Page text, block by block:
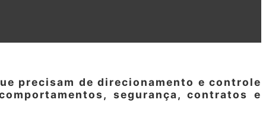
precisam de direcionamento e controle
segurança, contratos e